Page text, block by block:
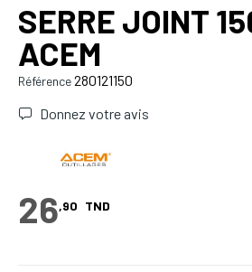
SERRE JOINT
ACEM
Référence280121150
Donnez votre avis
26,90 TND